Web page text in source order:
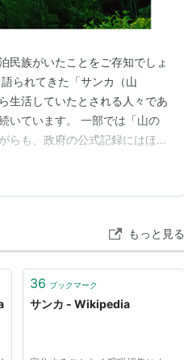
民族がいたことをご存知でしょ
られてきた「サンカ（山
生活していたとされる人々であ
いています。 一部では「山の
らも、政府の公式記録にはほと
本記事では、サンカが本当
の風…
もっと見る
36 ブックマーク
サンカ - Wikipedia